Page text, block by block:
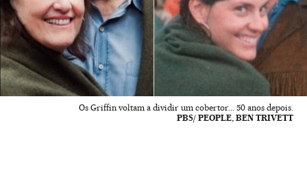
Os Griffin voltam a dividir um cobertor... 50 anos depois.
PBS/ PEOPLE, BEN TRIVETT